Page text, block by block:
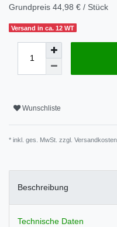
Grundpreis 44,98 € / Stück
Versand in ca. 12 WT
Wunschliste
* inkl. ges. MwSt. zzgl. Versandkosten
Beschreibung
Technische Daten